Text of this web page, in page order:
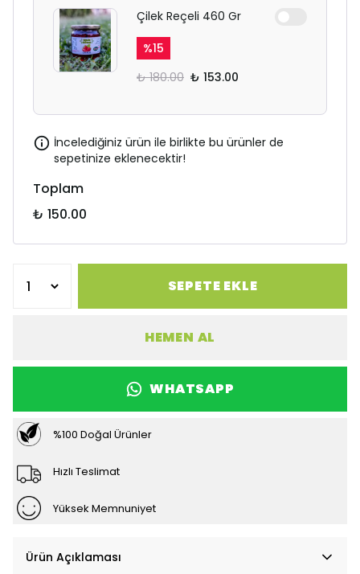
Çilek Reçeli 460 Gr
%15
₺ 180.00 ₺ 153.00
İncelediğiniz ürün ile birlikte bu ürünler de
sepetinize eklenecektir!
Toplam
₺ 150.00
SEPETE EKLE
HEMEN AL
WHATSAPP
%100 Doğal Ürünler
Hızlı Teslimat
Yüksek Memnuniyet
Ürün Açıklaması